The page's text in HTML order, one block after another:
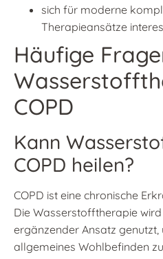
sich für moderne
Therapieansätze
Häufige
COPD
Kann
COPD heilen?
COPD ist eine chronische
Die Wasserstofftherapie
ergänzender Ansatz
allgemeines Wohlbefinden